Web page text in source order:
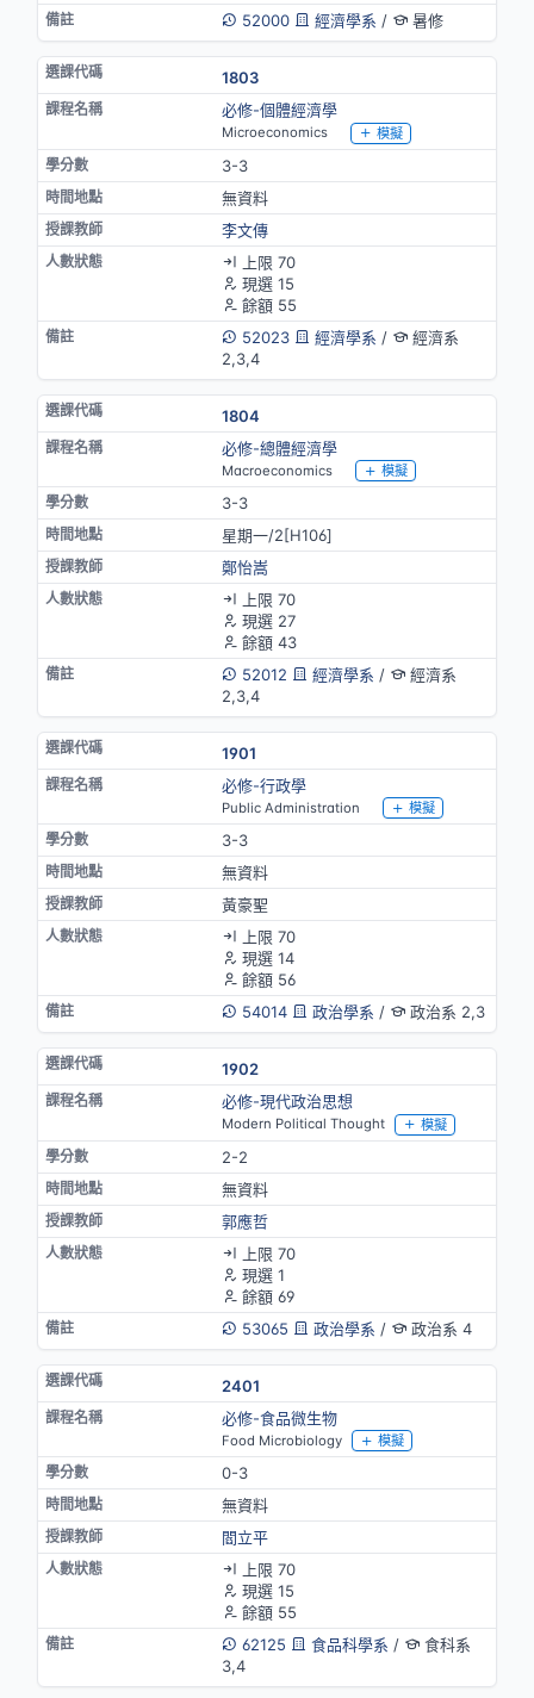
52000
經濟學系 / 暑修
1803
必修-個體經濟學
Microeconomics 模擬
3-3
無資料
李文傳
上限 70
現選 15
餘額 55
52023
經濟學系 /
經濟系
2,3,4
1804
必修-總體經濟學
Macroeconomics 模擬
3-3
星期一/2[H106]
鄭怡嵩
上限 70
現選 27
餘額 43
52012
經濟學系 /
經濟系
2,3,4
1901
必修-行政學
Public Administration 模擬
3-3
無資料
黃豪聖
上限 70
現選 14
餘額 56
54014
政治學系 / 政治系 2,3
1902
必修-現代政治思想
Modern Political Thought 模擬
2-2
無資料
郭應哲
上限 70
現選 1
餘額 69
53065
政治學系 / 政治系 4
2401
必修-食品微生物
Food Microbiology 模擬
0-3
無資料
閻立平
上限 70
現選 15
餘額 55
62125
食品科學系 /
食科系
3,4